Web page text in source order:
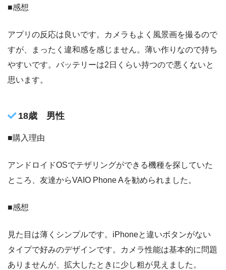
■感想
アプリの反応は良いです。カメラもよく風景画を撮るので
すが、まったく違和感を感じません。薄い作りなので持ち
やすいです。バッテリーは2日くらい持つので悪くないと
思います。
18歳 男性
■購入理由
アンドロイドOSでテザリングができる機種を探していた
ところ、友達からVAIO Phone Aを勧められました。
■感想
見た目は薄くシンプルです。iPhoneと違いボタンがない
タイプで好みのデザインです。カメラ性能は基本的に問題
ありませんが、拡大したときに少し粗が見えました。